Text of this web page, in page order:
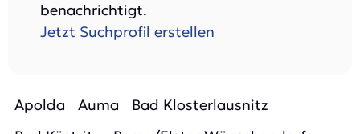
benachrichtigt.
Jetzt Suchprofil erstellen
Apolda Auma
Bad Klosterlausnitz